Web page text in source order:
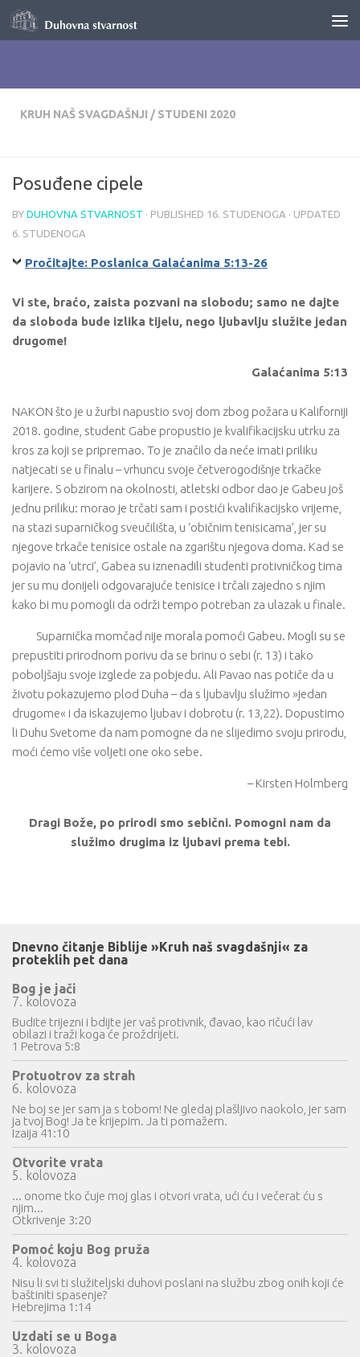
Skip to content
KRUH NAŠ SVAGDAŠNJI / STUDENI 2020
Posuđene cipele
BY DUHOVNA STVARNOST · PUBLISHED 16. STUDENOGA · UPDATED
6. STUDENOGA
Pročitajte: Poslanica Galaćanima 5:13-26
Vi ste, braćo, zaista pozvani na slobodu; samo ne dajte
da sloboda bude izlika tijelu, nego ljubavlju služite jedan
drugome!
Galaćanima 5:13
NAKON što je u žurbi napustio svoj dom zbog požara u Kaliforniji
2018. godine, student Gabe propustio je kvalifikacijsku utrku za
kros za koji se pripremao. To je značilo da neće imati priliku
natjecati se u finalu – vrhuncu svoje četverogodišnje trkačke
karijere. S obzirom na okolnosti, atletski odbor dao je Gabeu još
jednu priliku: morao je trčati sam i postići kvalifikacijsko vrijeme,
na stazi suparničkog sveučilišta, u ‘običnim tenisicama’, jer su
njegove trkače tenisice ostale na zgarištu njegova doma. Kad se
pojavio na ‘utrci’, Gabea su iznenadili studenti protivničkog tima
jer su mu donijeli odgovarajuće tenisice i trčali zajedno s njim
kako bi mu pomogli da održi tempo potreban za ulazak u finale.
Suparnička momčad nije morala pomoći Gabeu. Mogli su se
prepustiti prirodnom porivu da se brinu o sebi (r. 13) i tako
poboljšaju svoje izglede za pobjedu. Ali Pavao nas potiče da u
životu pokazujemo plod Duha – da s ljubavlju služimo »jedan
drugome« i da iskazujemo ljubav i dobrotu (r. 13,22). Dopustimo
li Duhu Svetome da nam pomogne da ne slijedimo svoju prirodu,
moći ćemo više voljeti one oko sebe.
– Kirsten Holmberg
Dragi Bože, po prirodi smo sebični. Pomogni nam da
služimo drugima iz ljubavi prema tebi.
Dnevno čitanje Biblije »Kruh naš svagdašnji« za
proteklih pet dana
Bog je jači
7. kolovoza
Budite trijezni i bdijte jer vaš protivnik, đavao, kao ričući lav
obilazi i traži koga će proždrijeti.
1 Petrova 5:8
Protuotrov za strah
6. kolovoza
Ne boj se jer sam ja s tobom! Ne gledaj plašljivo naokolo, jer sam
ja tvoj Bog! Ja te krijepim. Ja ti pomažem.
Izaija 41:10
Otvorite vrata
5. kolovoza
... onome tko čuje moj glas i otvori vrata, ući ću i večerat ću s
njim...
Otkrivenje 3:20
Pomoć koju Bog pruža
4. kolovoza
Nisu li svi ti služiteljski duhovi poslani na službu zbog onih koji će
baštiniti spasenje?
Hebrejima 1:14
Uzdati se u Boga
3. kolovoza